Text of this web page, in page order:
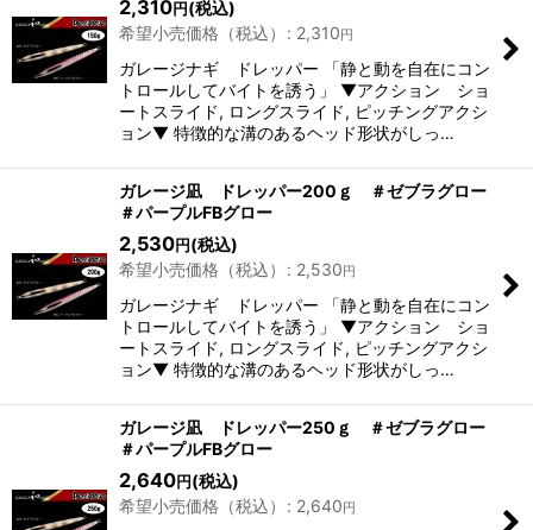
並び順:
絞り込む
2,310円(税込)
希望小売価格（税込）
: 2,310円
ガレージナギ ドレッパー 「静と動を自在にコン
トロールしてバイトを誘う」 ▼アクション ショ
ートスライド, ロングスライド, ピッチングアクシ
ョン▼ 特徴的な溝のあるヘッド形状がしっ…
ガレージ凪 ドレッパー200ｇ ＃ゼブラグロー
＃パープルFBグロー
2,530円(税込)
希望小売価格（税込）
: 2,530円
ガレージナギ ドレッパー 「静と動を自在にコン
トロールしてバイトを誘う」 ▼アクション ショ
ートスライド, ロングスライド, ピッチングアクシ
ョン▼ 特徴的な溝のあるヘッド形状がしっ…
ガレージ凪 ドレッパー250ｇ ＃ゼブラグロー
＃パープルFBグロー
2,640円(税込)
希望小売価格（税込）
: 2,640円